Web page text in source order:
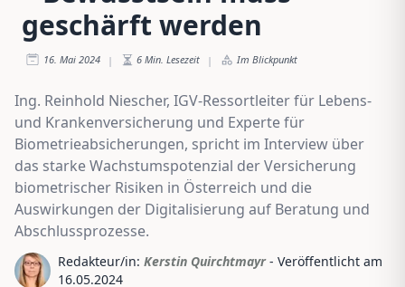
geschärft werden
16. Mai 2024 | 6 Min. Lesezeit | Im Blickpunkt
Ing. Reinhold Niescher, IGV-Ressortleiter für Lebens-
und Krankenversicherung und Experte für
Biometrieabsicherungen, spricht im Interview über
das starke Wachstumspotenzial der Versicherung
biometrischer Risiken in Österreich und die
Auswirkungen der Digitalisierung auf Beratung und
Abschlussprozesse.
Redakteur/in: Kerstin Quirchtmayr - Veröffentlicht am
16.05.2024